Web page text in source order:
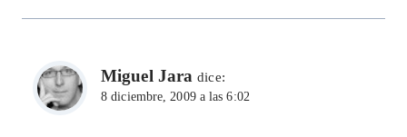
Miguel Jara dice:
8 diciembre, 2009 a las 6:02